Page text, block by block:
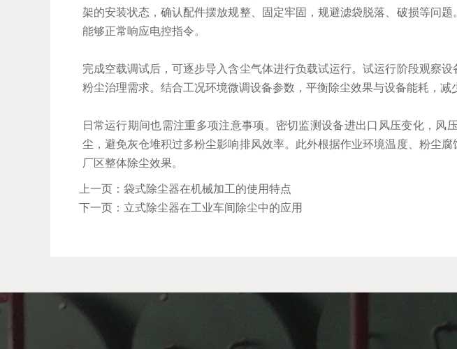
架的安装状态，确认配件摆放规整、固定牢固，规避滤袋脱落、破损等问
能够正常响应电控指令。
完成空载调试后，可逐步导入含尘气体进行负载试运行。试运行阶段观察
粉尘治理需求。结合工况环境微调设备参数，平衡除尘效果与设备能耗，减
日常运行期间也需注重多项注意事项。密切监测设备进出口风压变化，
尘，避免灰仓堆积过多粉尘影响排风效率。此外根据作业环境温度、粉尘
厂区整体除尘效果。
上一页：袋式除尘器在机械加工的使用特点
下一页：立式除尘器在工业车间除尘中的应用